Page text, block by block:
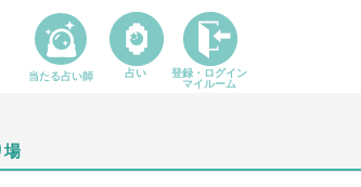
場
当たる占い師 占い
登録・ログイン
マイルーム